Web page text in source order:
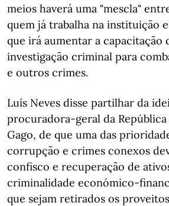
meios haverá uma "mescla"
quem já trabalha na instituição
que irá aumentar a capacitação
investigação criminal para
e outros crimes.
Luís Neves disse partilhar da
procuradora-geral da República
Gago, de que uma das
corrupção e crimes conexos
confisco e recuperação de
criminalidade económico-
que sejam retirados os